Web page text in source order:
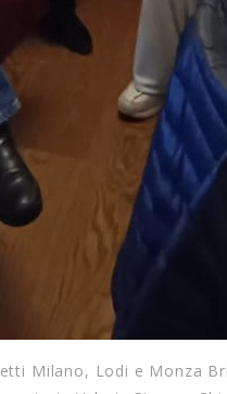
Milano, Lodi e Monza